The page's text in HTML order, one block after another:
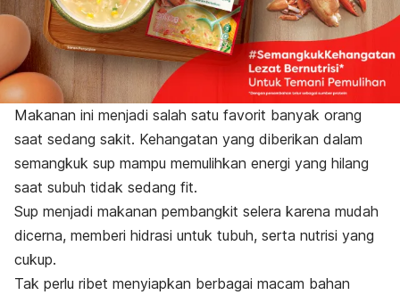
Makanan ini menjadi salah satu favorit banyak orang
saat sedang sakit. Kehangatan yang diberikan dalam
semangkuk sup mampu memulihkan energi yang hilang
saat subuh tidak sedang fit.
Sup menjadi makanan pembangkit selera karena mudah
dicerna, memberi hidrasi untuk tubuh, serta nutrisi yang
cukup.
Tak perlu ribet menyiapkan berbagai macam bahan